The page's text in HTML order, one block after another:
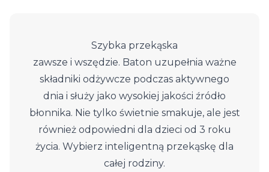
Szybka przekąska
zawsze i wszędzie. Baton uzupełnia ważne
składniki odżywcze podczas aktywnego
dnia i służy jako wysokiej jakości źródło
błonnika. Nie tylko świetnie smakuje, ale jest
również odpowiedni dla dzieci od 3 roku
życia. Wybierz inteligentną przekąskę dla
całej rodziny.